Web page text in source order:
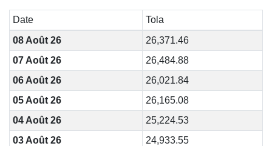
Date
Tola
08 Août 26
26,371.46
07 Août 26
26,484.88
06 Août 26
26,021.84
05 Août 26
26,165.08
04 Août 26
25,224.53
03 Août 26
24,933.55